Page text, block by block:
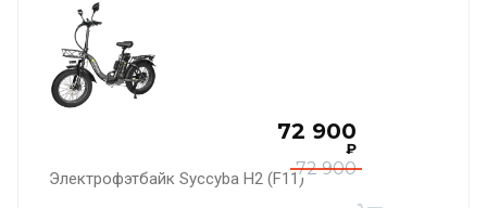
Электрофэтбайк Syccyba H2 (F11)72 900
72 900
₽